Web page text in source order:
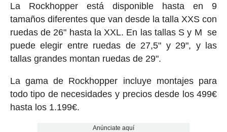
La Rockhopper está disponible hasta en 9
tamaños diferentes que van desde la talla XXS con
ruedas de 26" hasta la XXL. En las tallas S y M se
puede elegir entre ruedas de 27,5" y 29", y las
tallas grandes montan ruedas de 29".
La gama de Rockhopper incluye montajes para
todo tipo de necesidades y precios desde los 499€
hasta los 1.199€.
Anúnciate aquí